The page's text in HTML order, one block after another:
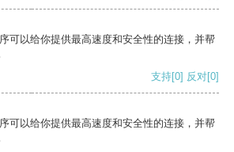
可以给你提供最高速度和安全性的连接，并帮
支持[0] 反对[0]
可以给你提供最高速度和安全性的连接，并帮